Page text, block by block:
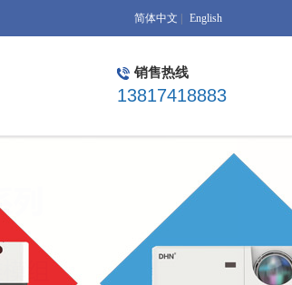
简体中文 English
销售热线
13817418883